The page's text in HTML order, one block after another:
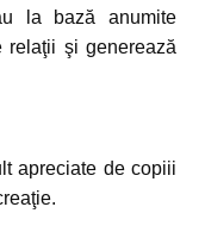
la bază anumite
relaţii şi generează
apreciate de copiii